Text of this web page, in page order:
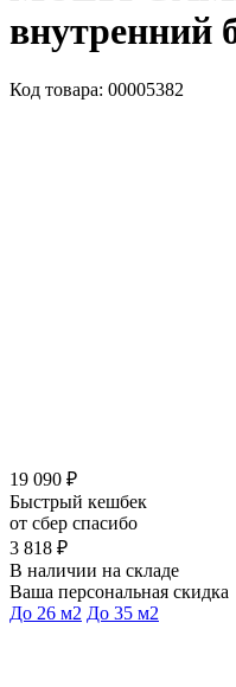
внутренний
Код товара: 00005382
19 090 ₽
Быстрый кешбек
от сбер спасибо
3 818 ₽
В наличии на складе
Ваша персональная скидка
До 26 м2 До 35 м2